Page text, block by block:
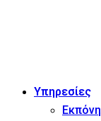
Υπηρεσίες